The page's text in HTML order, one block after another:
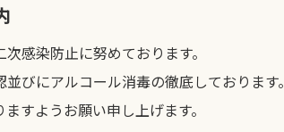
感染防止に努めております。
びにアルコール消毒の徹底しております。
すようお願い申し上げます。